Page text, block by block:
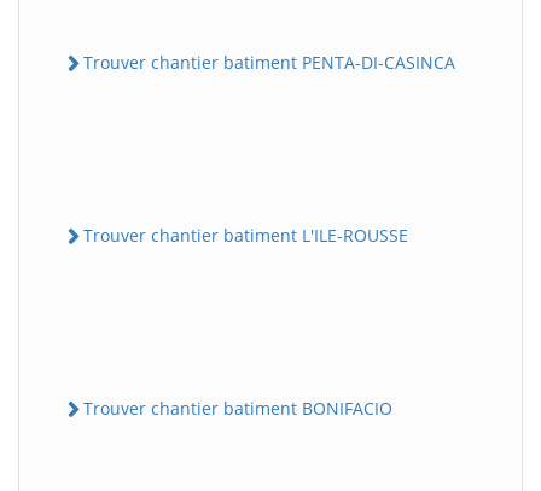
Trouver chantier batiment PENTA-DI-CASINCA
Trouver chantier batiment L'ILE-ROUSSE
Trouver chantier batiment BONIFACIO